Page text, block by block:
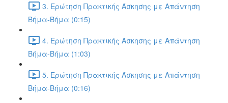
3. Ερώτηση Πρακτικής Άσκησης με Απάντηση
Βήμα-Βήμα (0:15)
4. Ερώτηση Πρακτικής Άσκησης με Απάντηση
Βήμα-Βήμα (1:03)
5. Ερώτηση Πρακτικής Άσκησης με Απάντηση
Βήμα-Βήμα (0:16)